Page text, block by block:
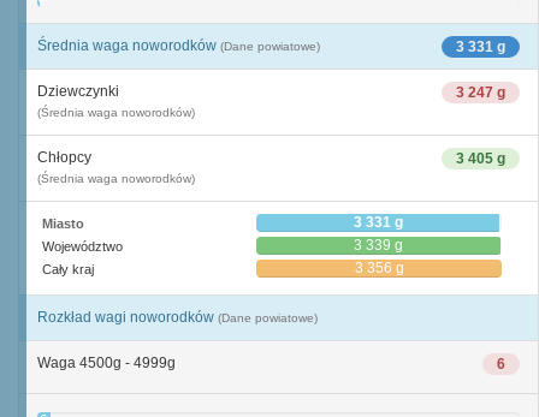
3 331 g
Średnia waga noworodków (Dane powiatowe)
3 247 g
Dziewczynki
(Średnia waga noworodków)
3 405 g
Chłopcy
(Średnia waga noworodków)
Miasto 3 331 g
Województwo 3 339 g
Cały kraj 3 356 g
Rozkład wagi noworodków (Dane powiatowe)
6
Waga 4500g - 4999g